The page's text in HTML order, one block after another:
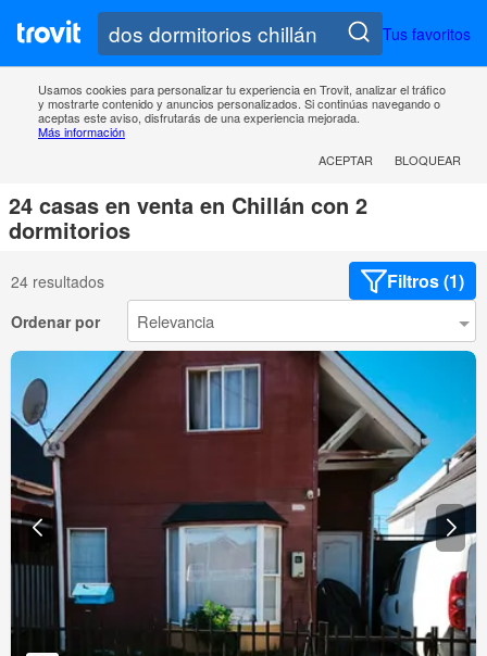
Tus favoritos
Usamos cookies para personalizar tu experiencia en Trovit, analizar el tráfico
y mostrarte contenido y anuncios personalizados. Si continúas navegando o
aceptas este aviso, disfrutarás de una experiencia mejorada.
Más información
ACEPTAR
BLOQUEAR
24 casas en venta en Chillán con 2
dormitorios
24 resultados Filtros (1)
Ordenar por